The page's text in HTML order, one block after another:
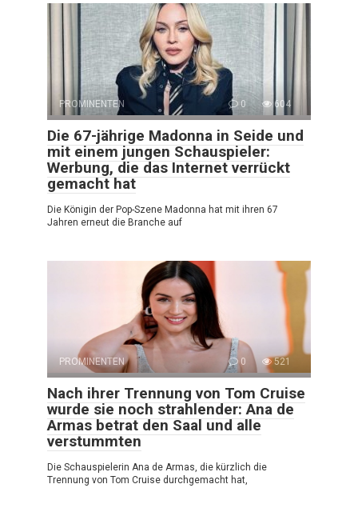
PROMINENTEN 0 604
Die 67-jährige Madonna in Seide und
mit einem jungen Schauspieler:
Werbung, die das Internet verrückt
gemacht hat
Die Königin der Pop-Szene Madonna hat mit ihren 67
Jahren erneut die Branche auf
PROMINENTEN 0 521
Nach ihrer Trennung von Tom Cruise
wurde sie noch strahlender: Ana de
Armas betrat den Saal und alle
verstummten
Die Schauspielerin Ana de Armas, die kürzlich die
Trennung von Tom Cruise durchgemacht hat,